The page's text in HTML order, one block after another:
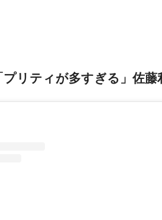
プリティが多すぎる」佐藤